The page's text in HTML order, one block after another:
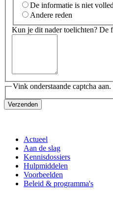
De informatie is niet
Andere reden
Kun je dit nader toelichten? De
Vink onderstaande captcha
Verzenden
Actueel
Aan de slag
Kennisdossiers
Hulpmiddelen
Voorbeelden
Beleid & programma's